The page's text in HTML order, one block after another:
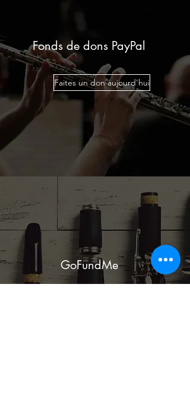
Fonds de dons PayPal
Faites un don aujourd'hui
GoFundMe